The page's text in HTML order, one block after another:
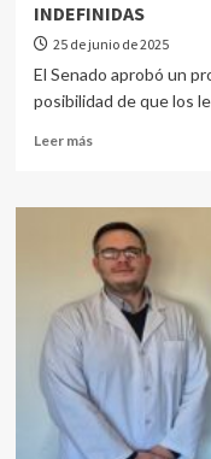
INDEFINIDAS
25 de junio de 2025
El Senado aprobó un
posibilidad de que los
Leer más